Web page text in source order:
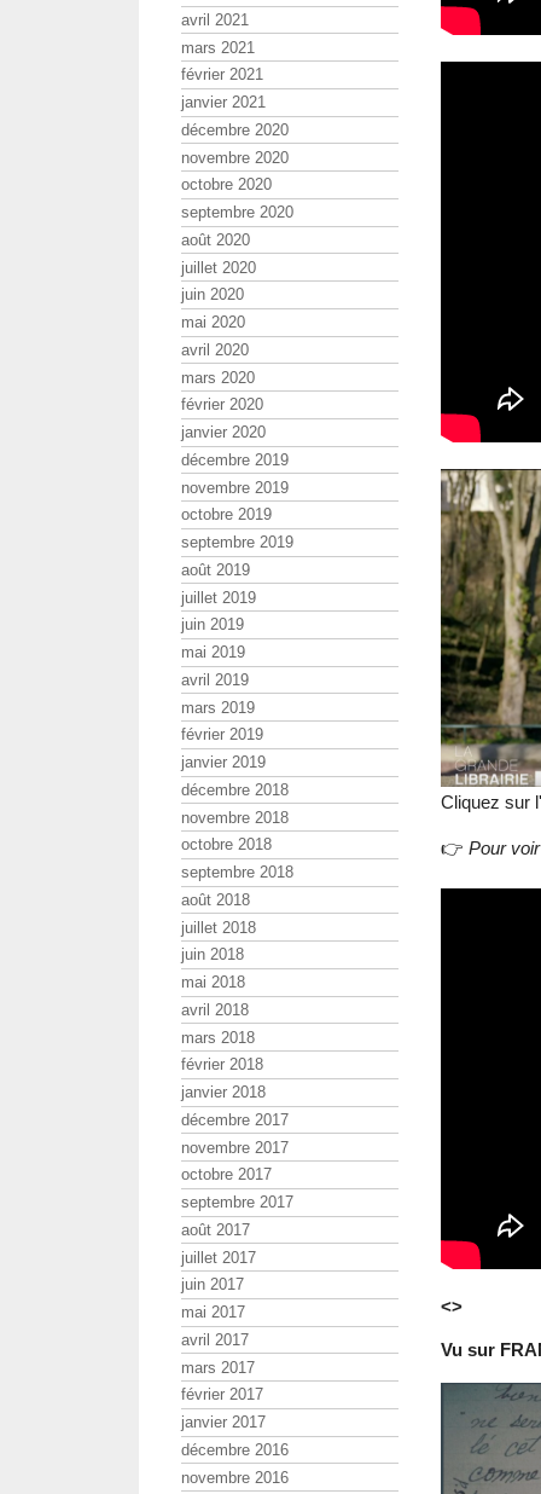
Cliquez sur
👉 Pour
<>
Vu sur
avril 2021
mars 2021
février 2021
janvier 2021
décembre 2020
novembre 2020
octobre 2020
septembre 2020
août 2020
juillet 2020
juin 2020
mai 2020
avril 2020
mars 2020
février 2020
janvier 2020
décembre 2019
novembre 2019
octobre 2019
septembre 2019
août 2019
juillet 2019
juin 2019
mai 2019
avril 2019
mars 2019
février 2019
janvier 2019
décembre 2018
novembre 2018
octobre 2018
septembre 2018
août 2018
juillet 2018
juin 2018
mai 2018
avril 2018
mars 2018
février 2018
janvier 2018
décembre 2017
novembre 2017
octobre 2017
septembre 2017
août 2017
juillet 2017
juin 2017
mai 2017
avril 2017
mars 2017
février 2017
janvier 2017
décembre 2016
novembre 2016